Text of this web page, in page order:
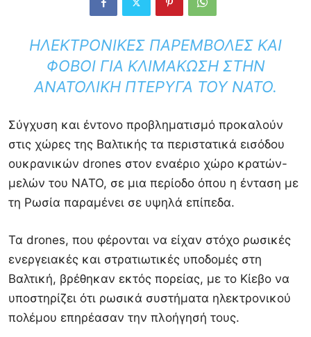
ΗΛΕΚΤΡΟΝΙΚΈΣ ΠΑΡΕΜΒΟΛΈΣ ΚΑΙ
ΦΌΒΟΙ ΓΙΑ ΚΛΙΜΆΚΩΣΗ ΣΤΗΝ
ΑΝΑΤΟΛΙΚΉ ΠΤΈΡΥΓΑ ΤΟΥ ΝΑΤΟ.
Σύγχυση και έντονο προβληματισμό προκαλούν
στις χώρες της Βαλτικής τα περιστατικά εισόδου
ουκρανικών drones στον εναέριο χώρο κρατών-
μελών του ΝΑΤΟ, σε μια περίοδο όπου η ένταση με
τη Ρωσία παραμένει σε υψηλά επίπεδα.
Τα drones, που φέρονται να είχαν στόχο ρωσικές
ενεργειακές και στρατιωτικές υποδομές στη
Βαλτική, βρέθηκαν εκτός πορείας, με το Κίεβο να
υποστηρίζει ότι ρωσικά συστήματα ηλεκτρονικού
πολέμου επηρέασαν την πλοήγησή τους.